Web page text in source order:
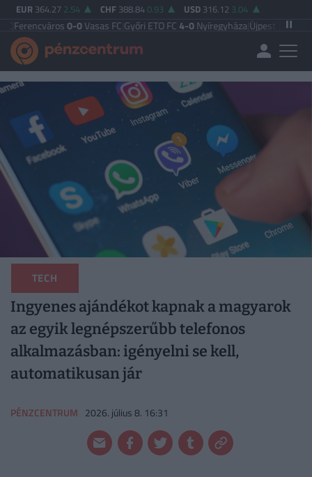
EUR 364.27 2.54 CHF 388.84 0.93 USD 316.12 3.04
0-0Vasas FC|Győri ETO FC4-0Nyíregyháza|Újpest FC4-2Debreceni
TECH
Ingyenes ajándékot kapnak a magyarok
az egyik legnépszerűbb telefonos
alkalmazásban: igényelni se kell,
automatikusan jár
PÉNZCENTRUM 2026. július 8. 16:31